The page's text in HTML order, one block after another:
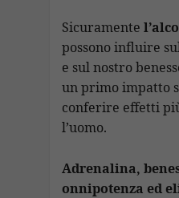
k
Sicuramente
possono influire
e sul nostro
un primo impatto
conferire effetti
l’uomo.
Adrenalina,
onnipotenza ed